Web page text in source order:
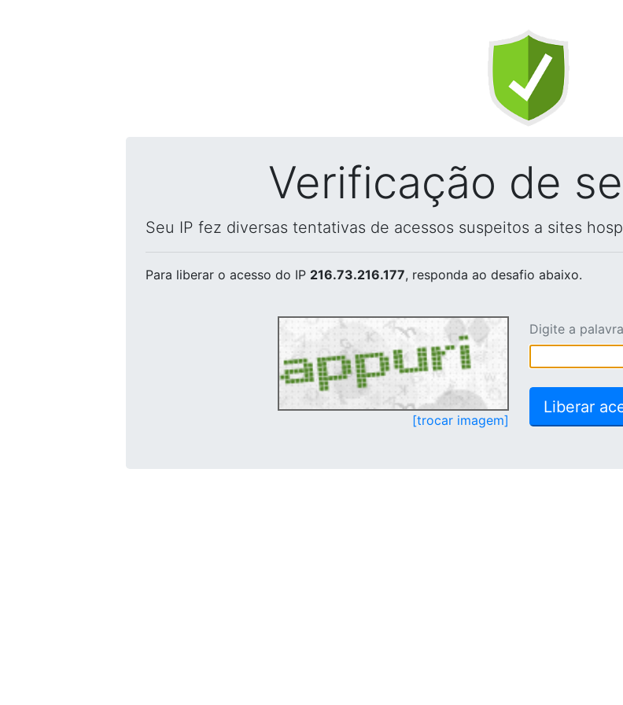
Verificação de
Seu IP fez diversas tentativas de acessos suspeitos a sites
Para liberar o acesso do IP 216.73.216.177, responda ao desafio abaixo.
[trocar imagem]
Digite a